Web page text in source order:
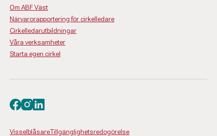
Om ABF Väst
Närvarorapportering för cirkelledare
Cirkelledarutbildningar
Våra verksamheter
Starta egen cirkel
VisselblåsareTillgänglighetsredogörelse
Besök oss på facebook
Besök oss på instagram
Besök oss på linkedin